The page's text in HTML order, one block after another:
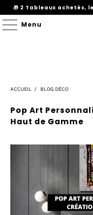
🎁 2 Tableaux achetés,
Menu
ACCUEIL / BLOG DÉCO
Pop Art
Haut de Gamme